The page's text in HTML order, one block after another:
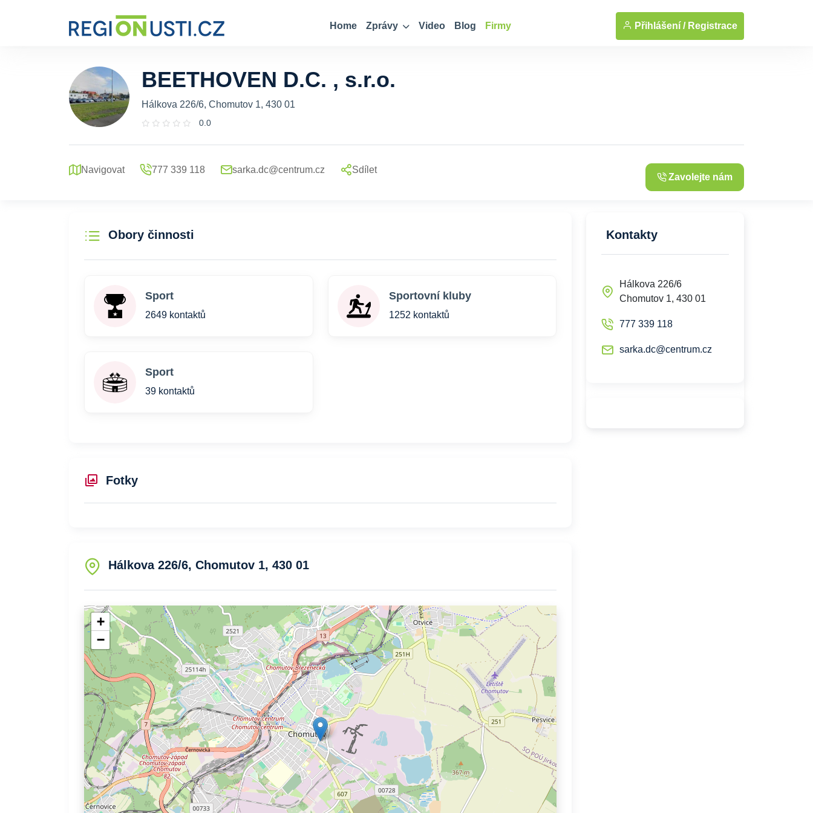
Home Zprávy Video Blog Firmy Přihlášení / Registrace
... Zobrazit fotografie
BEETHOVEN D.C. , s.r.o.
Hálkova 226/6, Chomutov 1, 430 01
0.0
Navigovat 777 339 118 sarka.dc@centrum.cz Sdílet
Zavolejte nám
Obory činnosti
Sport
2649 kontaktů
Sportovní kluby
1252 kontaktů
Sport
39 kontaktů
Fotky
Hálkova 226/6, Chomutov 1, 430 01
+
−
Kontakty
Hálkova 226/6
Chomutov 1, 430 01
777 339 118
sarka.dc@centrum.cz